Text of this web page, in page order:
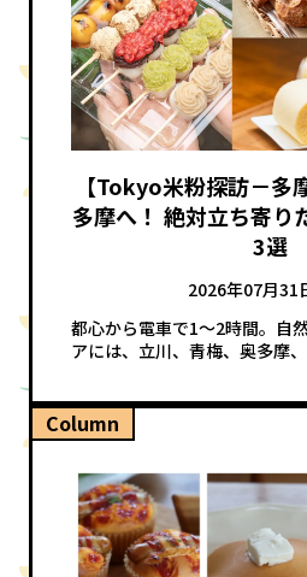
【Tokyo米粉探訪－多
多摩へ！ 絶対立ち寄り
3選
2026年07月31
都心から電車で1～2時間。自
アには、立川、青梅、奥多摩
Column